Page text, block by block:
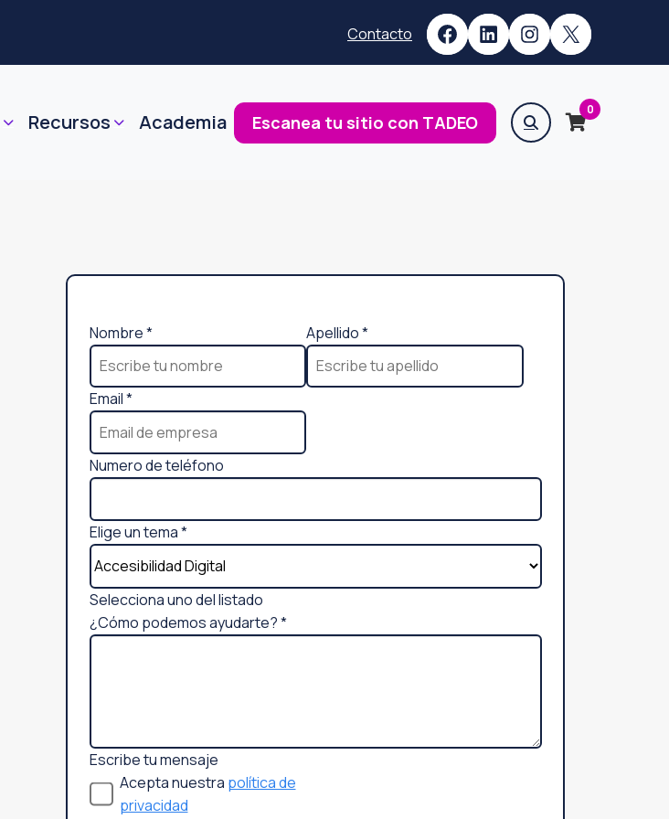
Contacto Facebook
LinkedIn
Instagram
X
Recursos Academia Escanea tu sitio con TADEO
0
t
e
l
é
o
n
d
e
Nombre* Apellido*
Email*
Numero de teléfono
Elige un tema*
Selecciona uno del listado
¿Cómo podemos ayudarte?*
Escribe tu mensaje
Acepta nuestra política de
privacidad